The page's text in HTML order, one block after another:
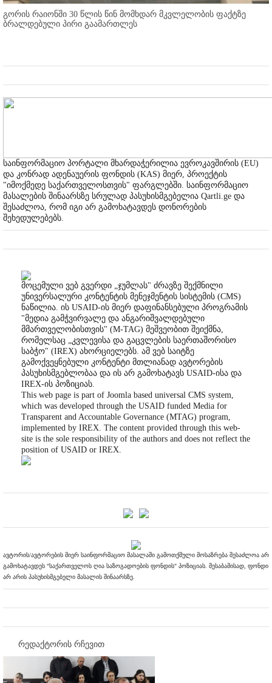
გორის რაიონში 30 წლის წინ მომხდარ მკვლელობის ფაქტზე
ბრალდებული პირი გაამართლეს
საინფორმაციო პორტალი მხარდაჭერილია ევროკავშირის (EU)
და კონრად ადენაუერის ფონდის (KAS) მიერ, პროექტის
"იმოქმედე საქართველოსთვის" ფარგლებში. საინფორმაციო
მასალების შინაარსზე სრულად პასუხისმგებელია Qartli.ge და
შესაძლოა, რომ იგი არ გამოხატავდეს დონორების
შეხედულებებს.
მოცემული ვებ გვერდი „ჯუმლას" ძრავზე შექმნილი
უნივერსალური კონტენტის მენეჯმენტის სისტემის (CMS)
ნაწილია. ის USAID-ის მიერ დაფინანსებული პროგრამის
"მედია გამჭვირვალე და ანგარიშვალდებული
მმართველობისთვის" (M-TAG) მეშვეობით შეიქმნა,
რომელსაც „კვლევისა და გაცვლების საერთაშორისო
საბჭო" (IREX) ახორციელებს. ამ ვებ საიტზე
გამოქვეყნებული კონტენტი მთლიანად ავტორების
პასუხისმგებლობაა და ის არ გამოხატავს USAID-ისა და
IREX-ის პოზიციას.
This web page is part of Joomla based universal CMS system,
which was developed through the USAID funded Media for
Transparent and Accountable Governance (MTAG) program,
implemented by IREX. The content provided through this web-
site is the sole responsibility of the authors and does not reflect the
position of USAID or IREX.
ავტორის/ავტორების მიერ საინფორმაციო მასალაში გამოთქმული მოსაზრება შესაძლოა არ
გამოხატავდეს "საქართველოს ღია საზოგადოების ფონდის" პოზიციას. შესაბამისად, ფონდი
არ არის პასუხისმგებელი მასალის შინაარსზე.
რედაქტორის რჩევით